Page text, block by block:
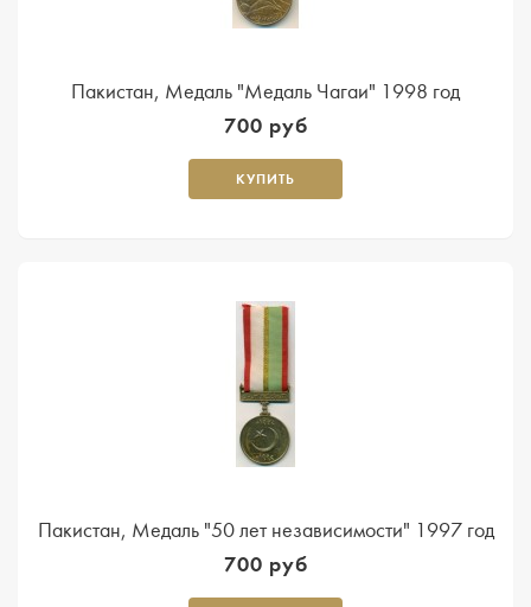
Пакистан, Медаль "Медаль Чагаи" 1998 год
700 руб
КУПИТЬ
Пакистан, Медаль "50 лет независимости" 1997 год
700 руб